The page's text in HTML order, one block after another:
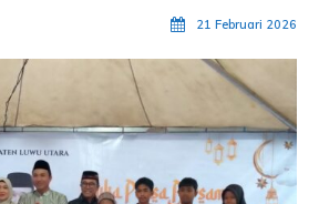
21 Februari 2026